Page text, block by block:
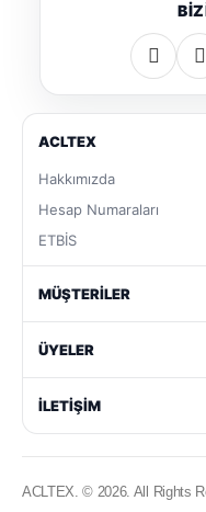
ACLTEX
Hakkımızda
Hesap Numaraları
ETBİS
MÜŞTERILER
ÜYELER
İLETIŞIM
ACLTEX. © 2026. All Rights